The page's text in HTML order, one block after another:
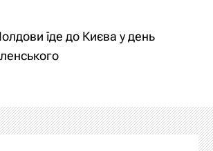
їде до Києва у день